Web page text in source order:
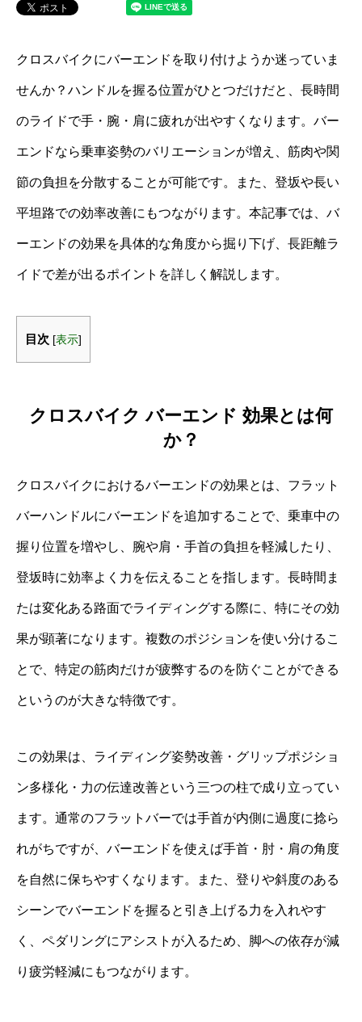
クロスバイクにバーエンドを取り付けようか迷っていま
せんか？ハンドルを握る位置がひとつだけだと、長時間
のライドで手・腕・肩に疲れが出やすくなります。バー
エンドなら乗車姿勢のバリエーションが増え、筋肉や関
節の負担を分散することが可能です。また、登坂や長い
平坦路での効率改善にもつながります。本記事では、バ
ーエンドの効果を具体的な角度から掘り下げ、長距離ラ
イドで差が出るポイントを詳しく解説します。
目次 [表示]
クロスバイク バーエンド 効果とは何
か？
クロスバイクにおけるバーエンドの効果とは、フラット
バーハンドルにバーエンドを追加することで、乗車中の
握り位置を増やし、腕や肩・手首の負担を軽減したり、
登坂時に効率よく力を伝えることを指します。長時間ま
たは変化ある路面でライディングする際に、特にその効
果が顕著になります。複数のポジションを使い分けるこ
とで、特定の筋肉だけが疲弊するのを防ぐことができる
というのが大きな特徴です。
この効果は、ライディング姿勢改善・グリップポジショ
ン多様化・力の伝達改善という三つの柱で成り立ってい
ます。通常のフラットバーでは手首が内側に過度に捻ら
れがちですが、バーエンドを使えば手首・肘・肩の角度
を自然に保ちやすくなります。また、登りや斜度のある
シーンでバーエンドを握ると引き上げる力を入れやす
く、ペダリングにアシストが入るため、脚への依存が減
り疲労軽減にもつながります。